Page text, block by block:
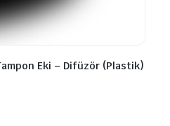
Eki – Difüzör (Plastik)